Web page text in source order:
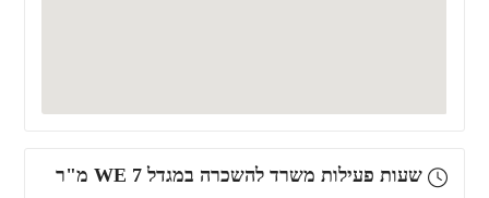
שעות פעילות משרד להשכרה במגדל WE 7 מ"ר